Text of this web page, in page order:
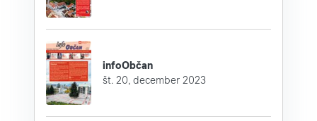
infoObčan
št. 20, december 2023